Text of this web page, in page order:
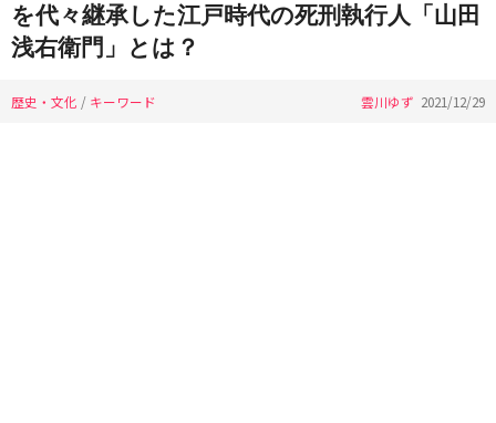
を代々継承した江戸時代の死刑執行人「山田
浅右衛門」とは？
歴史・文化 / キーワード 雲川ゆず 2021/12/29